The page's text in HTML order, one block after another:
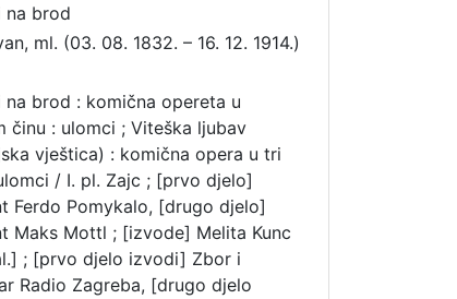
na brod
ml. (03. 08. 1832. – 16. 12. 1914.)
na brod : komična opereta u
činu : ulomci ; Viteška ljubav
vještica) : komična opera u tri
/ I. pl. Zajc ; [prvo djelo]
Ferdo Pomykalo, [drugo djelo]
Maks Mottl ; [izvode] Melita Kunc
; [prvo djelo izvodi] Zbor i
Radio Zagreba, [drugo djelo